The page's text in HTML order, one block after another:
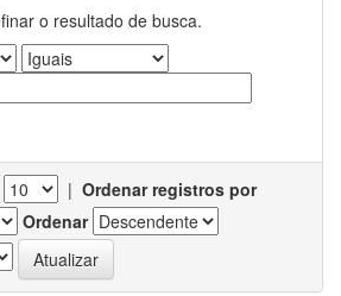
o resultado de busca.
| Ordenar registros por
Ordenar